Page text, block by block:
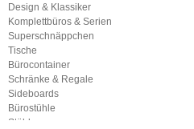
Design & Klassiker
Komplettbüros & Serien
Superschnäppchen
Tische
Bürocontainer
Schränke & Regale
Sideboards
Bürostühle
Stühle